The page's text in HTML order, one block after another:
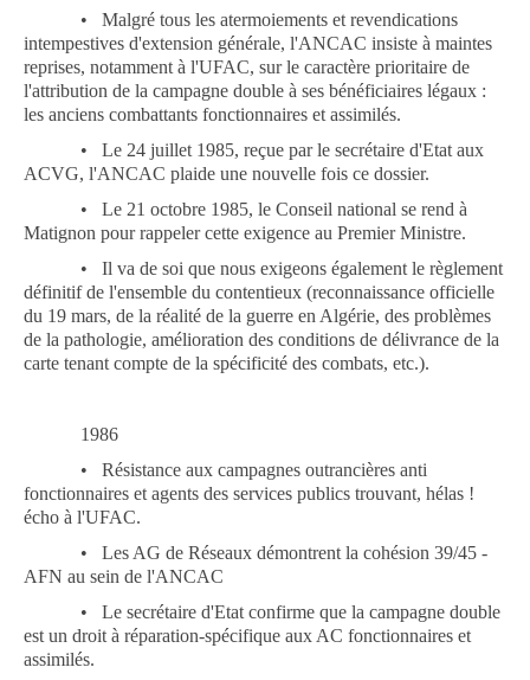
•
Malgré tous les atermoiements et revendications
intempestives d'extension générale, l'ANCAC insiste à maintes
reprises, notamment à l'UFAC, sur le caractère prioritaire de
l'attribution de la campagne double à ses bénéficiaires légaux :
les anciens combattants fonctionnaires et assimilés.
•
Le 24 juillet 1985, reçue par le secrétaire d'Etat aux
ACVG, l'ANCAC plaide une nouvelle fois ce dossier.
•
Le 21 octobre 1985, le Conseil national se rend à
Matignon pour rappeler cette exigence au Premier Ministre.
•
Il va de soi que nous exigeons également le règlement
définitif de l'ensemble du contentieux (reconnaissance officielle
du 19 mars, de la réalité de la guerre en Algérie, des problèmes
de la pathologie, amélioration des conditions de délivrance de la
carte tenant compte de la spécificité des combats, etc.).
1986
•
Résistance aux campagnes outrancières anti
fonctionnaires et agents des services publics trouvant, hélas !
écho à l'UFAC.
•
Les AG de Réseaux démontrent la cohésion 39/45 -
AFN au sein de l'ANCAC
•
Le secrétaire d'Etat confirme que la campagne double
est un droit à réparation-spécifique aux AC fonctionnaires et
assimilés.